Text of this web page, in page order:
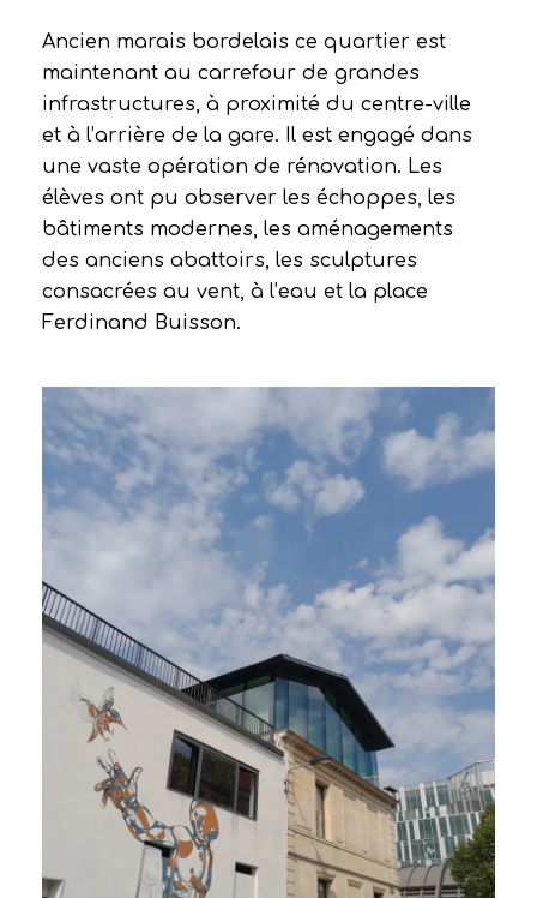
Ancien marais bordelais ce quartier est
maintenant au carrefour de grandes
infrastructures, à proximité du centre-ville
et à l’arrière de la gare. Il est engagé dans
une vaste opération de rénovation. Les
élèves ont pu observer les échoppes, les
bâtiments modernes, les aménagements
des anciens abattoirs, les sculptures
consacrées au vent, à l’eau et la place
Ferdinand Buisson.